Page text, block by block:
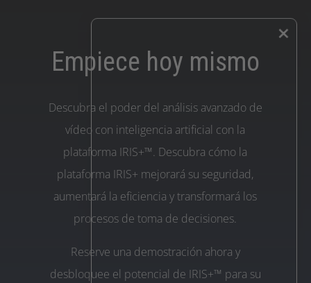
Empiece hoy mismo
Descubra el poder del análisis avanzado de
vídeo con inteligencia artificial con la
plataforma IRIS+™. Descubra cómo la
plataforma IRIS+ mejorará su seguridad,
aumentará la eficiencia y transformará los
procesos de toma de decisiones.
Reserve una demostración ahora y
desbloquee el potencial de IRIS+™ para su
×